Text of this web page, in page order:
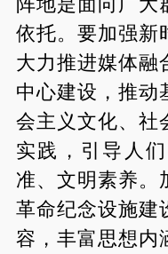
阵地是面向广大
依托。要加强新
大力推进媒体融
中心建设，推动
会主义文化、社
实践，引导人
准、文明素养。
革命纪念设施建
容，丰富思想内